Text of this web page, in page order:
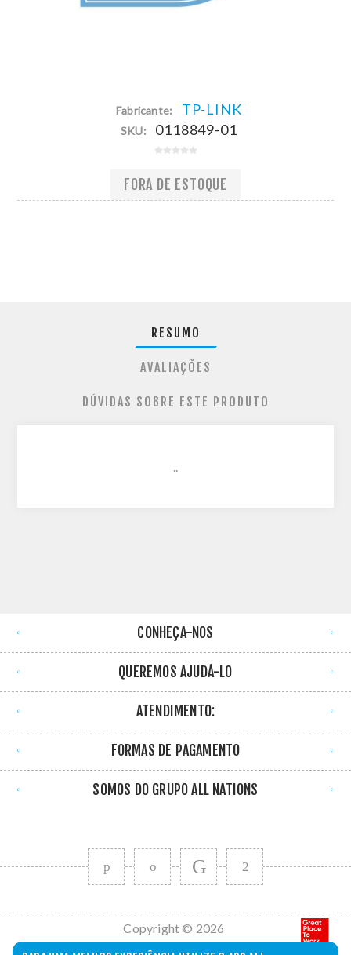
Fabricante: TP-LINK
SKU: 0118849-01
FORA DE ESTOQUE
RESUMO
AVALIAÇÕES
DÚVIDAS SOBRE ESTE PRODUTO
..
CONHEÇA-NOS
QUEREMOS AJUDÁ-LO
ATENDIMENTO:
FORMAS DE PAGAMENTO
SOMOS DO GRUPO ALL NATIONS
Copyright © 2026
All Nations. Todos